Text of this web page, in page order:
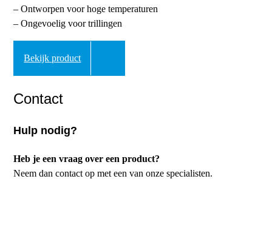
– Ontworpen voor hoge temperaturen
– Ongevoelig voor trillingen
Bekijk product
Contact
Hulp nodig?
Heb je een vraag over een product?
Neem dan contact op met een van onze specialisten.